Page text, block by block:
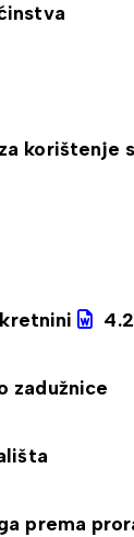
korištenje
zadužnice
prema